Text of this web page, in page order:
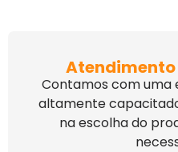
Contamos com uma
altamente
na escolha do